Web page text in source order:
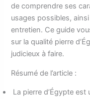
de comprendre ses
usages possibles,
entretien. Ce guide
sur la qualité pierre
judicieux à faire.
Résumé de l’article :
La pierre d’Égypte est